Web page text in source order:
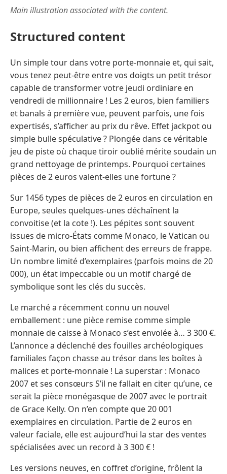
Main illustration associated with the content.
Structured content
Un simple tour dans votre porte-monnaie et, qui sait,
vous tenez peut-être entre vos doigts un petit trésor
capable de transformer votre jeudi ordiniare en
vendredi de millionnaire ! Les 2 euros, bien familiers
et banals à première vue, peuvent parfois, une fois
expertisés, s’afficher au prix du rêve. Effet jackpot ou
simple bulle spéculative ? Plongée dans ce véritable
jeu de piste où chaque tiroir oublié mérite soudain un
grand nettoyage de printemps. Pourquoi certaines
pièces de 2 euros valent-elles une fortune ?
Sur 1456 types de pièces de 2 euros en circulation en
Europe, seules quelques-unes déchaînent la
convoitise (et la cote !). Les pépites sont souvent
issues de micro-États comme Monaco, le Vatican ou
Saint-Marin, ou bien affichent des erreurs de frappe.
Un nombre limité d’exemplaires (parfois moins de 20
000), un état impeccable ou un motif chargé de
symbolique sont les clés du succès.
Le marché a récemment connu un nouvel
emballement : une pièce remise comme simple
monnaie de caisse à Monaco s’est envolée à… 3 300 €.
L’annonce a déclenché des fouilles archéologiques
familiales façon chasse au trésor dans les boîtes à
malices et porte-monnaie ! La superstar : Monaco
2007 et ses consœurs S’il ne fallait en citer qu’une, ce
serait la pièce monégasque de 2007 avec le portrait
de Grace Kelly. On n’en compte que 20 001
exemplaires en circulation. Partie de 2 euros en
valeur faciale, elle est aujourd’hui la star des ventes
spécialisées avec un record à 3 300 € !
Les versions neuves, en coffret d’origine, frôlent la